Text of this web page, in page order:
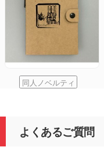
同人ノベルティ
よくあるご質問